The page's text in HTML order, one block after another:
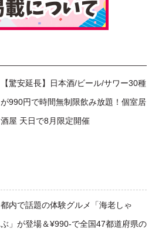
【驚安延長】日本酒/ビール/サワー30種
が990円で時間無制限飲み放題！個室居
酒屋 天日で8月限定開催
都内で話題の体験グルメ「海老しゃ
ぶ」が登場＆¥990-で全国47都道府県の